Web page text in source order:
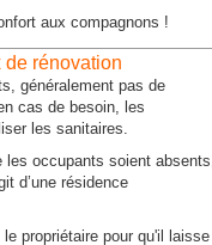
aux compagnons !
de rénovation
généralement pas de
cas de besoin, les
les sanitaires.
les occupants soient
d’une résidence
propriétaire pour qu'il laisse